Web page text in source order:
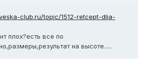
club.ru/topic/1512-retcept-dlia-
плох?есть все по
на высоте.....